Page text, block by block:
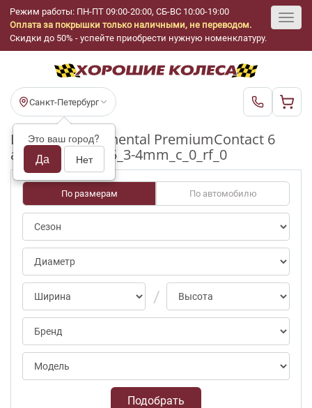
Режим работы: ПН-ПТ 09:00-20:00, СБ-ВС 10:00-19:00
Оплата за покрышки только наличными, не переводом.
Скидки до 50% - успейте приобрести нужную номенклатуру.
Санкт-Петербург
Это ваш город?
Да Нет
Шины бу Continental PremiumContact 6
ap/0 R20_255_45_3-4mm_c_0_rf_0
По размерам По автомобилю
Подобрать